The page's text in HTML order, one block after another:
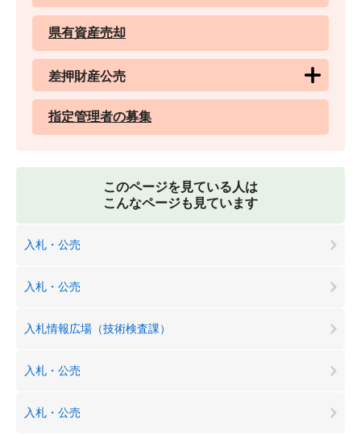
県有資産売却
差押財産公売
指定管理者の募集
このページを見ている人は
こんなページも見ています
入札・公売
入札・公売
入札情報広場（技術検査課）
入札・公売
入札・公売